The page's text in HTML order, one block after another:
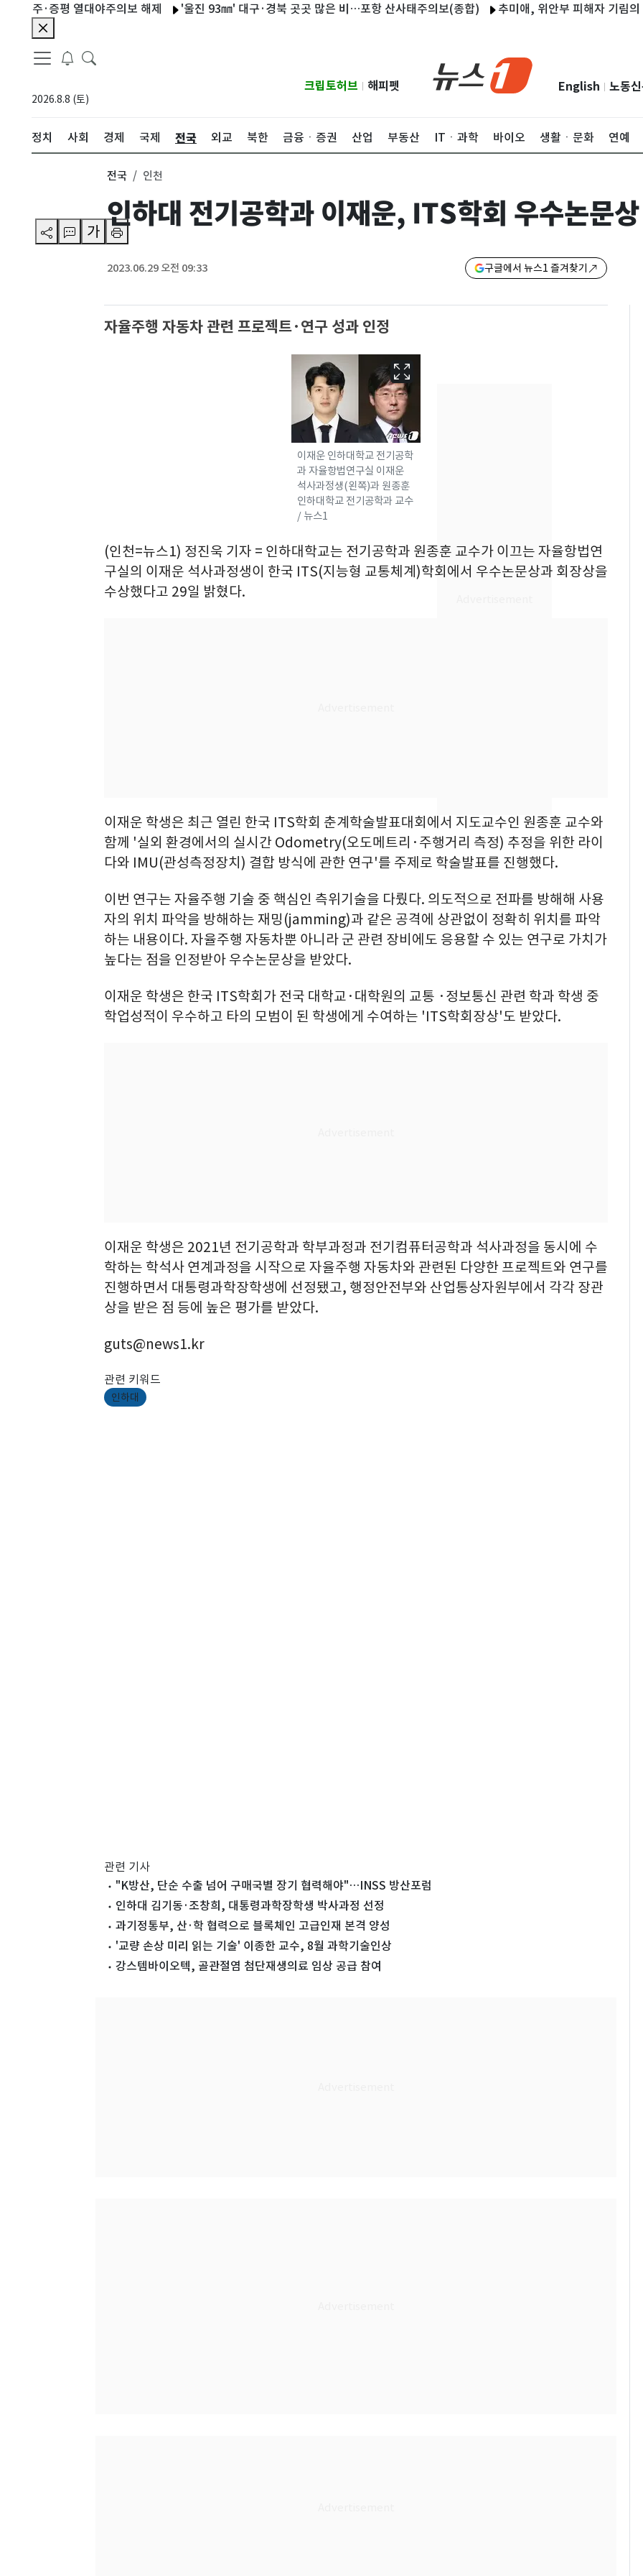
·증평 열대야주의보 해제 '울진 93㎜' 대구·경북 곳곳 많은 비…포항 산사태주의보(종합) 추미애, 위안부 피해자 기림의 날
2026.8.8 (토)
크립토허브 해피펫 English 노동
정치 사회 경제 국제 전국 외교 북한 금융ㆍ증권 산업 부동산 ITㆍ과학 바이오 생활ㆍ문화 연예
가
전국 인천
인하대 전기공학과 이재운, ITS학회 우수논문
2023.06.29 오전 09:33 구글에서 뉴스1 즐겨찾기
자율주행 자동차 관련 프로젝트·연구 성과 인정
이재운 인하대학교 전기공학
과 자율항법연구실 이재운
석사과정생(왼쪽)과 원종훈
인하대학교 전기공학과 교수
/ 뉴스1
(인천=뉴스1) 정진욱 기자 = 인하대학교는 전기공학과 원종훈 교수가 이끄는 자율항법연
구실의 이재운 석사과정생이 한국 ITS(지능형 교통체계)학회에서 우수논문상과 회장상을
수상했다고 29일 밝혔다.
이재운 학생은 최근 열린 한국 ITS학회 춘계학술발표대회에서 지도교수인 원종훈 교수와
함께 '실외 환경에서의 실시간 Odometry(오도메트리·주행거리 측정) 추정을 위한 라이
다와 IMU(관성측정장치) 결합 방식에 관한 연구'를 주제로 학술발표를 진행했다.
이번 연구는 자율주행 기술 중 핵심인 측위기술을 다뤘다. 의도적으로 전파를 방해해 사용
자의 위치 파악을 방해하는 재밍(jamming)과 같은 공격에 상관없이 정확히 위치를 파악
하는 내용이다. 자율주행 자동차뿐 아니라 군 관련 장비에도 응용할 수 있는 연구로 가치가
높다는 점을 인정받아 우수논문상을 받았다.
이재운 학생은 한국 ITS학회가 전국 대학교·대학원의 교통 ·정보통신 관련 학과 학생 중
학업성적이 우수하고 타의 모범이 된 학생에게 수여하는 'ITS학회장상'도 받았다.
이재운 학생은 2021년 전기공학과 학부과정과 전기컴퓨터공학과 석사과정을 동시에 수
학하는 학석사 연계과정을 시작으로 자율주행 자동차와 관련된 다양한 프로젝트와 연구를
진행하면서 대통령과학장학생에 선정됐고, 행정안전부와 산업통상자원부에서 각각 장관
상을 받은 점 등에 높은 평가를 받았다.
guts@news1.kr
관련 키워드
인하대
관련 기사
"K방산, 단순 수출 넘어 구매국별 장기 협력해야"…INSS 방산포럼
인하대 김기동·조창희, 대통령과학장학생 박사과정 선정
과기정통부, 산·학 협력으로 블록체인 고급인재 본격 양성
'교량 손상 미리 읽는 기술' 이종한 교수, 8월 과학기술인상
강스템바이오텍, 골관절염 첨단재생의료 임상 공급 참여
6
키나와·가고시마현 접
근…26만명 대피령
교통사고로 40대 심정
지…6명 부상